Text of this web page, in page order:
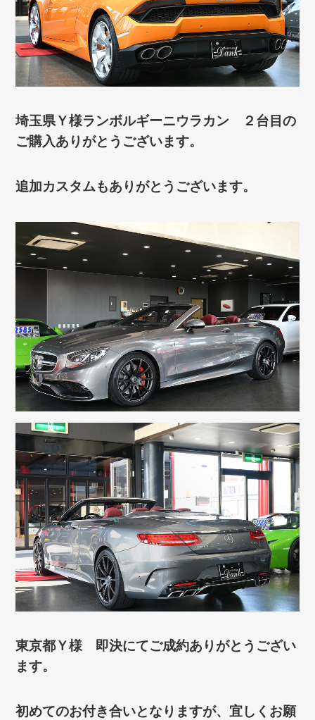
埼玉県Ｙ様ランボルギーニウラカン ２台目の
ご購入ありがとうございます。
追加カスタムもありがとうございます。
東京都Ｙ様 即決にてご成約ありがとうござい
ます。
初めてのお付き合いとなりますが、宜しくお願